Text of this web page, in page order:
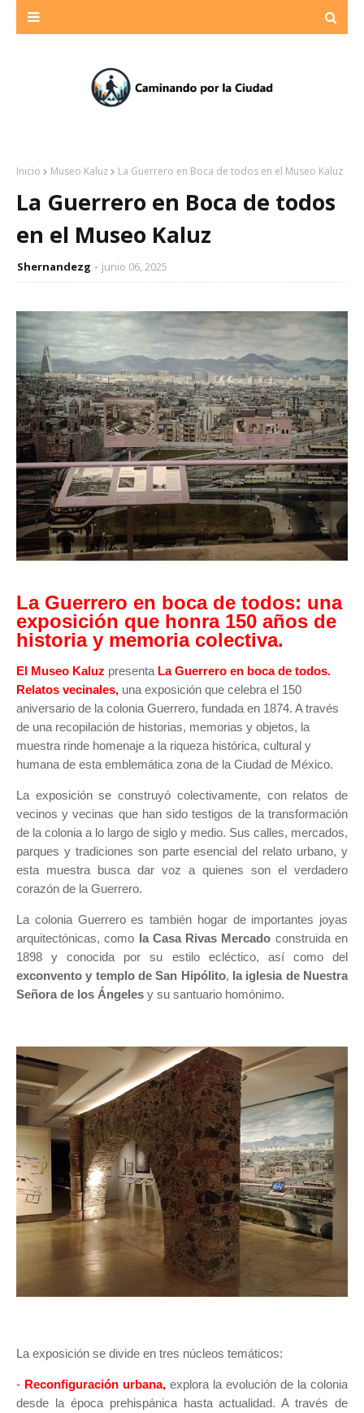
Inicio Museo Kaluz La Guerrero en Boca de todos en el Museo Kaluz
La Guerrero en Boca de todos
en el Museo Kaluz
Shernandezg junio 06, 2025
La Guerrero en boca de todos: una
exposición que honra 150 años de
historia y memoria colectiva.
El Museo Kaluz presenta La Guerrero en boca de todos.
Relatos vecinales, una exposición que celebra el 150
aniversario de la colonia Guerrero, fundada en 1874. A través
de una recopilación de historias, memorias y objetos, la
muestra rinde homenaje a la riqueza histórica, cultural y
humana de esta emblemática zona de la Ciudad de México.
La exposición se construyó colectivamente, con relatos de
vecinos y vecinas que han sido testigos de la transformación
de la colonia a lo largo de siglo y medio. Sus calles, mercados,
parques y tradiciones son parte esencial del relato urbano, y
esta muestra busca dar voz a quienes son el verdadero
corazón de la Guerrero.
La colonia Guerrero es también hogar de importantes joyas
arquitectónicas, como la Casa Rivas Mercado construida en
1898 y conocida por su estilo ecléctico, así como del
exconvento y templo de San Hipólito, la iglesia de Nuestra
Señora de los Ángeles y su santuario homónimo.
La exposición se divide en tres núcleos temáticos:
- Reconfiguración urbana, explora la evolución de la colonia
desde la época prehispánica hasta actualidad. A través de